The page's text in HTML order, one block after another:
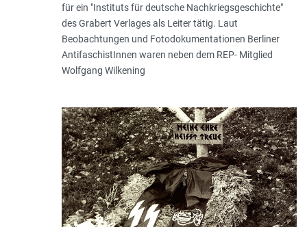
für ein "Instituts für deutsche Nachkriegsgeschichte"
des Grabert Verlages als Leiter tätig. Laut
Beobachtungen und Fotodokumentationen Berliner
AntifaschistInnen waren neben dem REP- Mitglied
Wolfgang Wilkening